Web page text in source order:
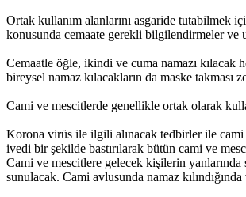
Ortak kullanım alanlarını asgaride tutabilmek
konusunda cemaate gerekli bilgilendirmeler ve
Cemaatle öğle, ikindi ve cuma namazı kılacak
bireysel namaz kılacakların da maske takması
Cami ve mescitlerde genellikle ortak olarak
Korona virüs ile ilgili alınacak tedbirler ile cami
ivedi bir şekilde bastırılarak bütün cami ve
Cami ve mescitlere gelecek kişilerin
sunulacak. Cami avlusunda namaz